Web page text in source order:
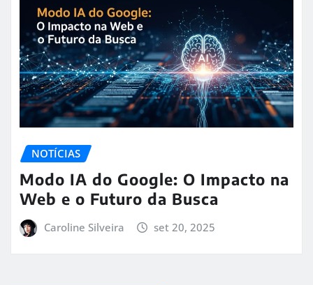
NOTÍCIAS
Modo IA do Google: O Impacto na
Web e o Futuro da Busca
Caroline Silveira set 20, 2025